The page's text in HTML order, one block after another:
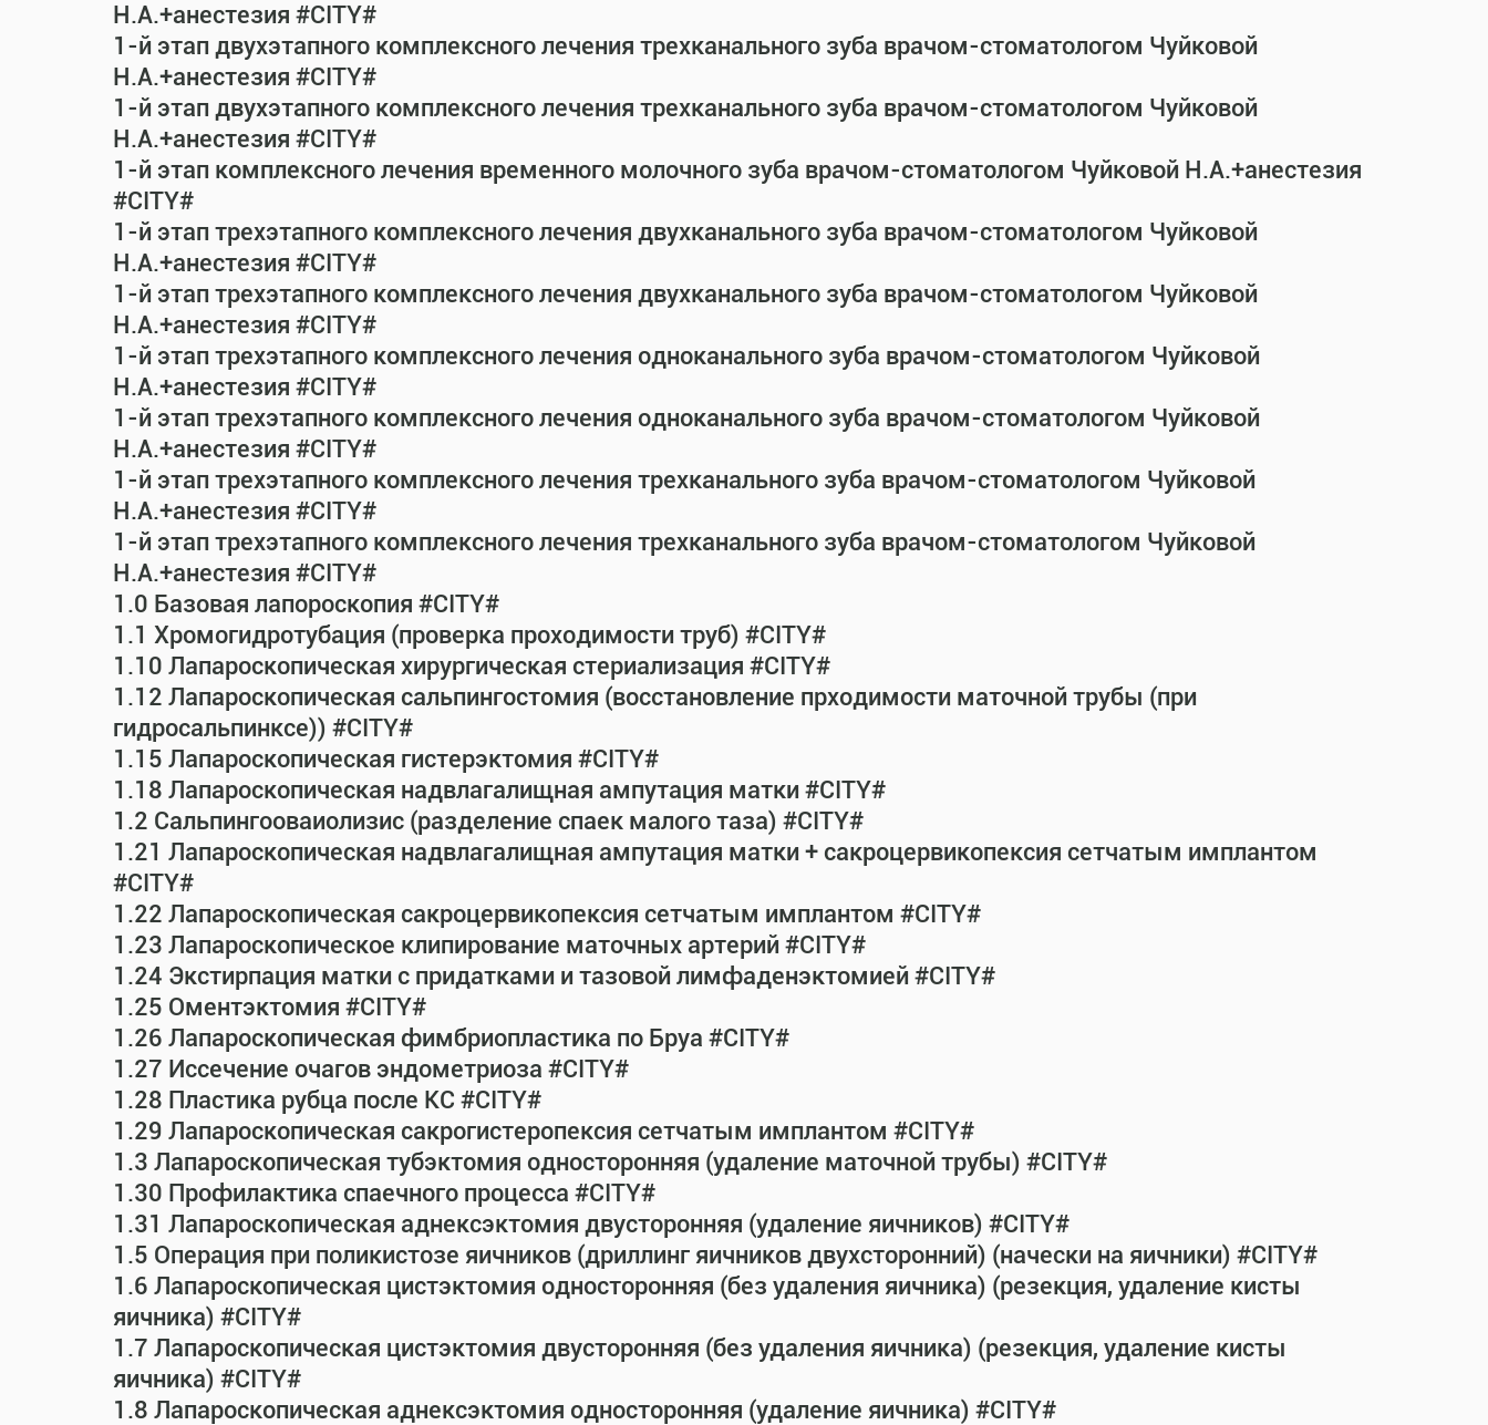
Н.А.+анестезия #CITY#
1-й этап двухэтапного комплексного лечения трехканального зуба врачом-стоматологом Чуйковой
Н.А.+анестезия #CITY#
1-й этап двухэтапного комплексного лечения трехканального зуба врачом-стоматологом Чуйковой
Н.А.+анестезия #CITY#
1-й этап комплексного лечения временного молочного зуба врачом-стоматологом Чуйковой Н.А.+анестезия
#CITY#
1-й этап трехэтапного комплексного лечения двухканального зуба врачом-стоматологом Чуйковой
Н.А.+анестезия #CITY#
1-й этап трехэтапного комплексного лечения двухканального зуба врачом-стоматологом Чуйковой
Н.А.+анестезия #CITY#
1-й этап трехэтапного комплексного лечения одноканального зуба врачом-стоматологом Чуйковой
Н.А.+анестезия #CITY#
1-й этап трехэтапного комплексного лечения одноканального зуба врачом-стоматологом Чуйковой
Н.А.+анестезия #CITY#
1-й этап трехэтапного комплексного лечения трехканального зуба врачом-стоматологом Чуйковой
Н.А.+анестезия #CITY#
1-й этап трехэтапного комплексного лечения трехканального зуба врачом-стоматологом Чуйковой
Н.А.+анестезия #CITY#
1.0 Базовая лапороскопия #CITY#
1.1 Хромогидротубация (проверка проходимости труб) #CITY#
1.10 Лапароскопическая хирургическая стериализация #CITY#
1.12 Лапароскопическая сальпингостомия (восстановление прходимости маточной трубы (при
гидросальпинксе)) #CITY#
1.15 Лапароскопическая гистерэктомия #CITY#
1.18 Лапароскопическая надвлагалищная ампутация матки #CITY#
1.2 Сальпингооваиолизис (разделение спаек малого таза) #CITY#
1.21 Лапароскопическая надвлагалищная ампутация матки + сакроцервикопексия сетчатым имплантом
#CITY#
1.22 Лапароскопическая сакроцервикопексия сетчатым имплантом #CITY#
1.23 Лапароскопическое клипирование маточных артерий #CITY#
1.24 Экстирпация матки с придатками и тазовой лимфаденэктомией #CITY#
1.25 Оментэктомия #CITY#
1.26 Лапароскопическая фимбриопластика по Бруа #CITY#
1.27 Иссечение очагов эндометриоза #CITY#
1.28 Пластика рубца после КС #CITY#
1.29 Лапароскопическая сакрогистеропексия сетчатым имплантом #CITY#
1.3 Лапароскопическая тубэктомия односторонняя (удаление маточной трубы) #CITY#
1.30 Профилактика спаечного процесса #CITY#
1.31 Лапароскопическая аднексэктомия двусторонняя (удаление яичников) #CITY#
1.5 Операция при поликистозе яичников (дриллинг яичников двухсторонний) (начески на яичники) #CITY#
1.6 Лапароскопическая цистэктомия односторонняя (без удаления яичника) (резекция, удаление кисты
яичника) #CITY#
1.7 Лапароскопическая цистэктомия двусторонняя (без удаления яичника) (резекция, удаление кисты
яичника) #CITY#
1.8 Лапароскопическая аднексэктомия односторонняя (удаление яичника) #CITY#